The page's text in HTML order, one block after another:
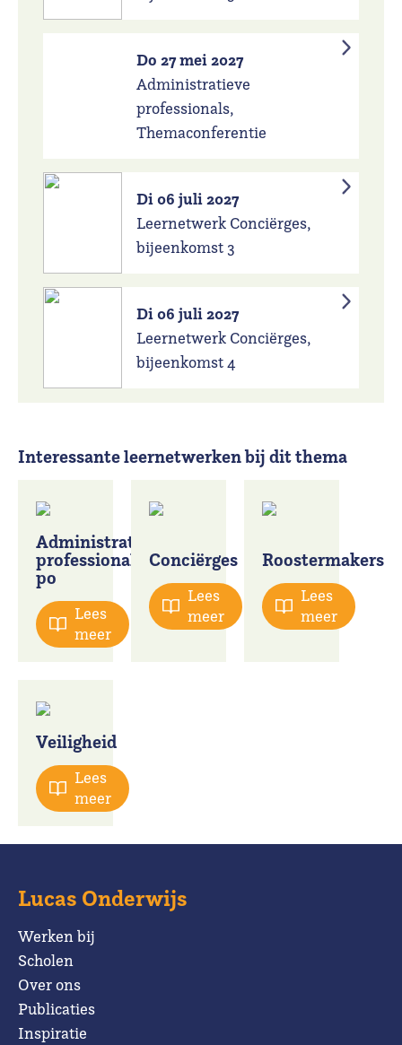
Do 27 mei 2027
Administratieve
professionals,
Themaconferentie
Di 06 juli 2027
Leernetwerk Conciërges,
bijeenkomst 3
Di 06 juli 2027
Leernetwerk Conciërges,
bijeenkomst 4
Interessante leernetwerken bij dit thema
Administratieve
professionals
po
Lees
meer
Conciërges
Lees
meer
Roostermakers
Lees
meer
Veiligheid
Lees
meer
Lucas Onderwijs
Werken bij
Scholen
Over ons
Publicaties
Inspiratie